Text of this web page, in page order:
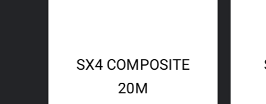
SX4 COMPOSITE
20M